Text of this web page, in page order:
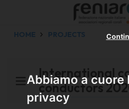
Abbiamo a cuore
privacy
HOME PROJECTS
International
conductors